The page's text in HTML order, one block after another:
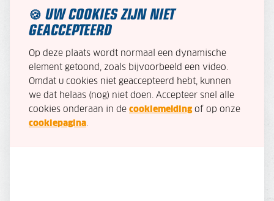
🍪 UW COOKIES ZIJN NIET
GEACCEPTEERD
Op deze plaats wordt normaal een dynamische
element getoond, zoals bijvoorbeeld een video.
Omdat u cookies niet geaccepteerd hebt, kunnen
we dat helaas (nog) niet doen. Accepteer snel alle
cookies onderaan in de cookiemeldingof op onze
cookiepagina.